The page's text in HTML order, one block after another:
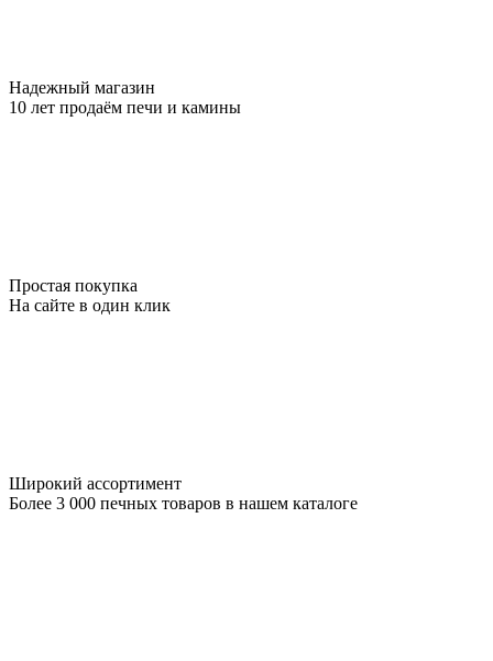
Надежный магазин
10 лет продаём печи и камины
Простая покупка
На сайте в один клик
Широкий ассортимент
Более 3 000 печных товаров в нашем каталоге